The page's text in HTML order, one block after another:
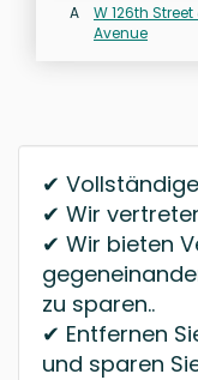
A
W 126th
Avenue
✔
✔ Wir
✔ Wir bieten
zu sparen..
✔ Entfernen
und sparen